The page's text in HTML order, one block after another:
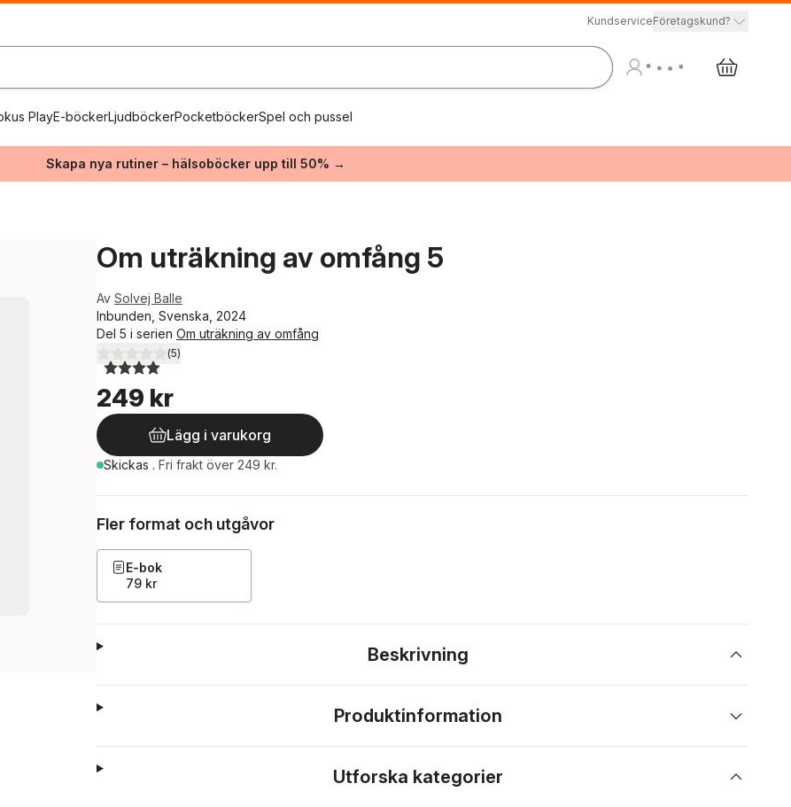
KundserviceFöretagskund?
PlayE-böckerLjudböckerPocketböckerSpel och pussel
Skapa nya rutiner – hälsoböcker upp till 50% →
Om uträkning av omfång 5
Av Solvej Balle
Inbunden, Svenska, 2024
Del 5 i serien Om uträkning av omfång
4,0utav 5 stjärnor. Totalt antal röster:
(5)
249 kr
Lägg i varukorg
Skickas . Fri frakt över 249 kr.
Fler format och utgåvor
E-bok
79 kr
Beskrivning
Produktinformation
Utforska kategorier